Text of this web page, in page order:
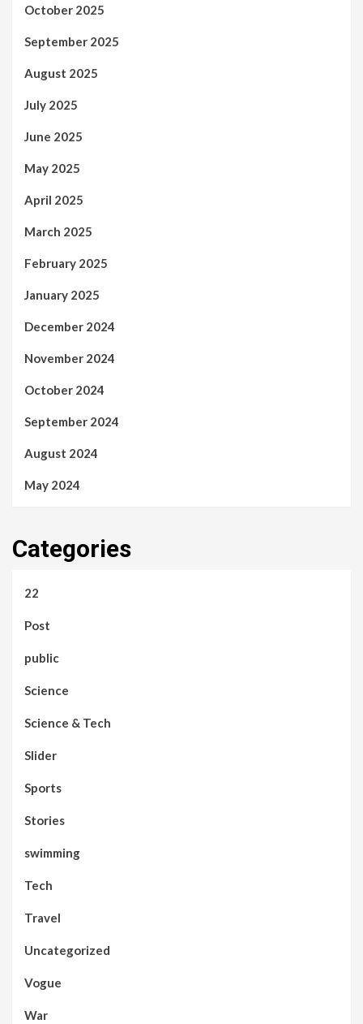
October 2025
September 2025
August 2025
July 2025
June 2025
May 2025
April 2025
March 2025
February 2025
January 2025
December 2024
November 2024
October 2024
September 2024
August 2024
May 2024
Categories
22
Post
public
Science
Science & Tech
Slider
Sports
Stories
swimming
Tech
Travel
Uncategorized
Vogue
War